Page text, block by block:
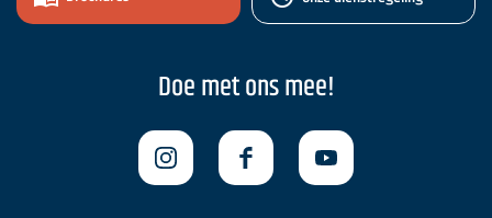
Doe met ons mee!